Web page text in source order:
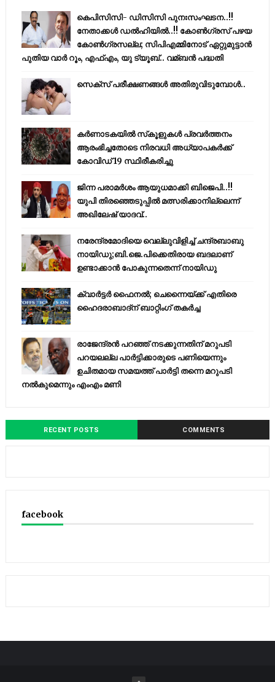
കെപിസിസി- ഡിസിസി പുനഃസംഘടന..!!
നേതാക്കൾ ഡൽഹിയിൽ..!! കോണ്‍ഗ്രസ് പഴയ
കോണ്‍ഗ്രസല്ല; സിപിഎമ്മിനോട് ഏറ്റുമുട്ടാന്‍
പുതിയ വാര്‍ റൂം, എഫ്‌എം, യു ട്യൂബ്.. വമ്ബന്‍ പദ്ധതി
സെക്സ് പരീക്ഷണങ്ങൾ അതിരുവിടുമ്പോൾ..
കര്‍ണാടകയില്‍ സ്‌കൂളുകള്‍ പ്രവര്‍ത്തനം
ആരംഭിച്ചതോടെ നിരവധി അധ്യാപകര്‍ക്ക്
കോവിഡ് 19 സ്ഥിരീകരിച്ചു
ജിന്ന പരാമര്‍ശം ആയുധമാക്കി ബിജെപി..!!
യുപി തിരഞ്ഞെടുപ്പില്‍ മത്സരിക്കാനില്ലെന്ന്
അഖിലേഷ് യാദവ്..
നരേന്ദ്രമോദിയെ വെല്ലുവിളിച്ച് ചന്ദ്രബാബു
നായിഡു;ബി.ജെ.പിക്കെതിരായ ബദലാണ്
ഉണ്ടാക്കാന്‍ പോകുന്നതെന്ന് നായിഡു
ക്വാർട്ടർ ഫൈനൽ; ചെന്നൈയ്ക്ക് എതിരെ
ഹൈദരാബാദ്ന് ബാറ്റിംഗ് തകർച്ച
രാജേന്ദ്രന്‍ പറഞ്ഞ് നടക്കുന്നതിന് മറുപടി
പറയലല്ല പാര്‍ട്ടിക്കാരുടെ പണിയെന്നും
ഉചിതമായ സമയത്ത് പാര്‍ട്ടി തന്നെ മറുപടി
നല്‍കുമെന്നും എംഎം മണി
RECENT POSTS COMMENTS
facebook